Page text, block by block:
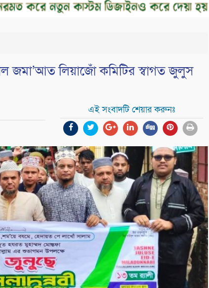
জমা’আত লিয়াজোঁ কমিটির স্বাগত জুলুস
এই সংবাদটি শেয়ার করুনঃ